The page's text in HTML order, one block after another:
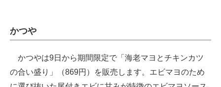
かつや
かつやは9日から期間限定で「海老マヨとチキンカツ
の合い盛り」（869円）を販売します。エビマヨのため